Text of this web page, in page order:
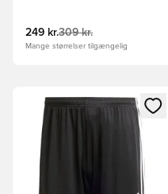
249 kr.309 kr.
Mange størrelser tilgængelig
Åbner en Modal til at